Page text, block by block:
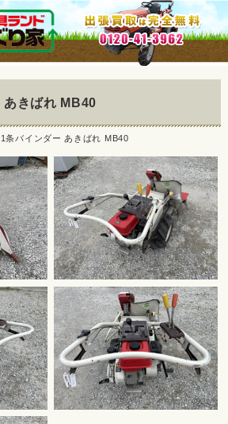
きばれ MB40
条バインダー あきばれ MB40